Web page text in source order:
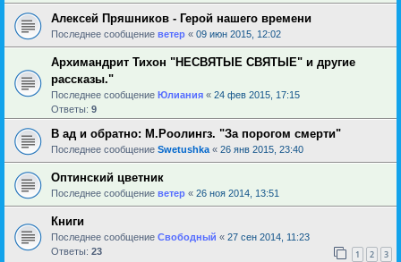
Алексей Пряшников - Герой нашего времени
Последнее сообщение ветер « 09 июн 2015, 12:02
Архимандрит Тихон "НЕСВЯТЫЕ СВЯТЫЕ" и другие
рассказы."
Последнее сообщение Юлиания « 24 фев 2015, 17:15
Ответы: 9
В ад и обратно: М.Роолингз. "За порогом смерти"
Последнее сообщение Swetushka « 26 янв 2015, 23:40
Оптинский цветник
Последнее сообщение ветер « 26 ноя 2014, 13:51
Книги
Последнее сообщение Свободный « 27 сен 2014, 11:23
Ответы: 23 1 2 3